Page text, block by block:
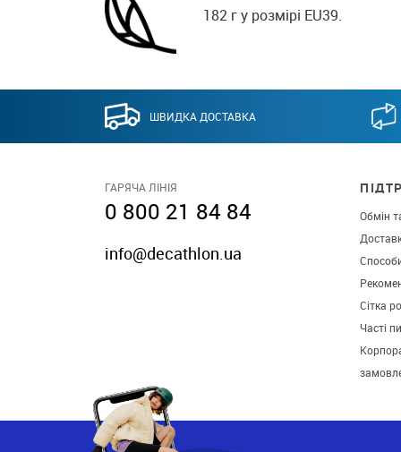
182 г у розмірі EU39.
ШВИДКА ДОСТАВКА
ГАРЯЧА ЛІНІЯ
0 800 21 84 84
info@decathlon.ua
Обмін
Сітка
Часті